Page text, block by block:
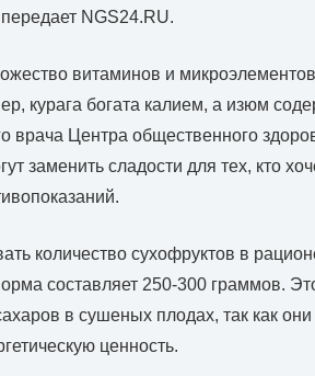
NGS24.RU.
витаминов и
курага богата калием, а изюм
врача Центра общественного
заменить сладости для тех, кто
количество сухофруктов в
составляет 250-300 граммов.
в сушеных плодах, так как
ценность.